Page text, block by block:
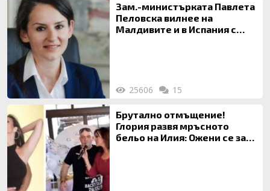
Зам.-министърката Павлета
Пеловска вилнее на
Малдивите и в Испания с
25606 15
Брутално отмъщение!
Глория развя мръсното
бельо на Илия: Ожени се за